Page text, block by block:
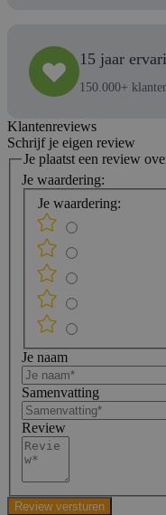
15 jaar
150.000+
Klantenreviews
Schrijf je eigen review
Je plaatst een review
Je waardering:
Je waardering:
Je naam
Samenvatting
Review
Review versturen